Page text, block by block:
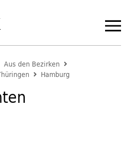
Aus den Bezirken
Hamburg